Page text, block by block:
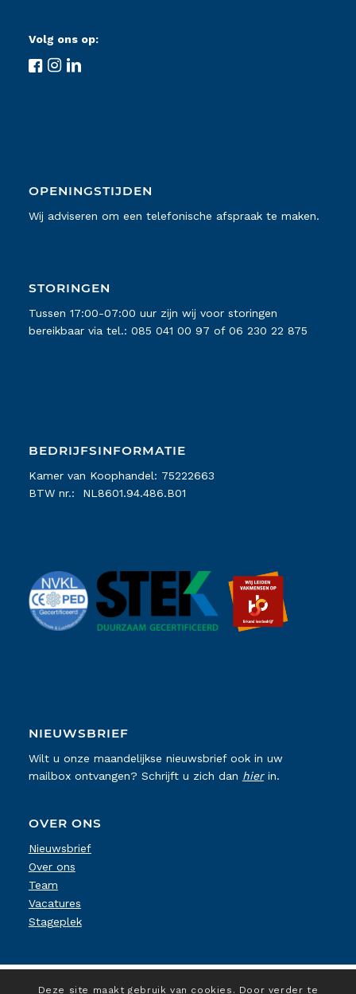
Volg ons op:
OPENINGSTIJDEN
Wij adviseren om een telefonische afspraak te maken.
STORINGEN
Tussen 17:00-07:00 uur zijn wij voor storingen
bereikbaar via tel.: 085 041 00 97 of 06 230 22 875
BEDRIJFSINFORMATIE
Kamer van Koophandel: 75222663
BTW nr.: NL8601.94.486.B01
NIEUWSBRIEF
Wilt u onze maandelijkse nieuwsbrief ook in uw
mailbox ontvangen? Schrijft u zich dan hierin.
OVER ONS
Nieuwsbrief
Over ons
Team
Vacatures
Stageplek
Deze site maakt gebruik van cookies. Door verder te